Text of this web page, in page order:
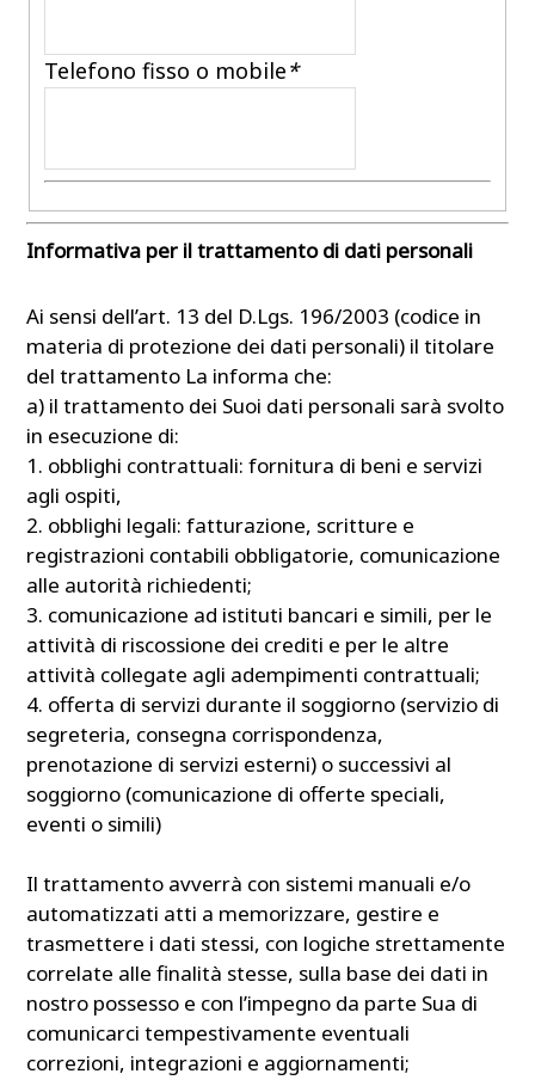
Telefono fisso o mobile*
Informativa per il trattamento di dati personali
Ai sensi dell’art. 13 del D.Lgs. 196/2003 (codice in
materia di protezione dei dati personali) il titolare
del trattamento La informa che:
a) il trattamento dei Suoi dati personali sarà svolto
in esecuzione di:
1. obblighi contrattuali: fornitura di beni e servizi
agli ospiti,
2. obblighi legali: fatturazione, scritture e
registrazioni contabili obbligatorie, comunicazione
alle autorità richiedenti;
3. comunicazione ad istituti bancari e simili, per le
attività di riscossione dei crediti e per le altre
attività collegate agli adempimenti contrattuali;
4. offerta di servizi durante il soggiorno (servizio di
segreteria, consegna corrispondenza,
prenotazione di servizi esterni) o successivi al
soggiorno (comunicazione di offerte speciali,
eventi o simili)
Il trattamento avverrà con sistemi manuali e/o
automatizzati atti a memorizzare, gestire e
trasmettere i dati stessi, con logiche strettamente
correlate alle finalità stesse, sulla base dei dati in
nostro possesso e con l’impegno da parte Sua di
comunicarci tempestivamente eventuali
correzioni, integrazioni e aggiornamenti;